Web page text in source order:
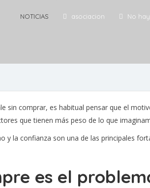
NOTICIAS asociacion No
sin comprar, es habitual pensar que el
que tienen más peso de lo que
y la confianza son una de las principales
es el